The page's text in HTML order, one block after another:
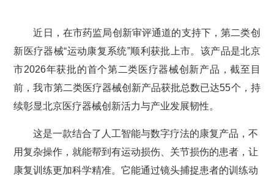
近日，在市药监局创新审评通道的支持下，第二类创
新医疗器械“运动康复系统”顺利获批上市。该产品是北京
市2026年获批的首个第二类医疗器械创新产品，截至目
前，我市第二类医疗器械创新产品获批总数已达55个，持
续彰显北京医疗器械创新活力与产业发展韧性。
这是一款结合了人工智能与数字疗法的康复产品，不
用复杂操作，就能帮到有运动损伤、关节损伤的患者，让
康复训练更加科学精准。它能通过镜头捕捉患者的训练动